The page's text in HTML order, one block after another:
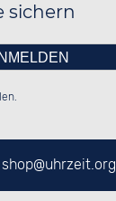
sichern
uhrzeit.org